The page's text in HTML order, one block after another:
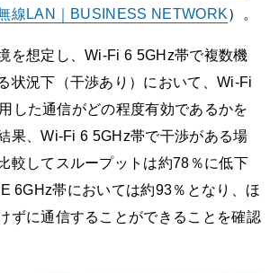
線LAN｜BUSINESS NETWORK）。
を想定し、Wi-Fi 6 5GHz帯で複数機
状況下（干渉あり）において、Wi-Fi
した通信がどの程度有効であるかを
果、Wi-Fi 6 5GHz帯で干渉がある場
較してスループットは約78％に低下
6GHz帯においては約93％となり、ほ
ずに通信することができることを確認